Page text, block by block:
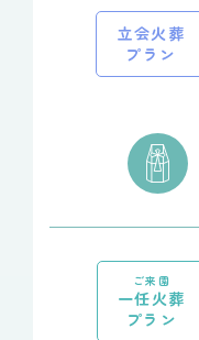
立会火葬
プラン
ご来園
一任火葬
プラン